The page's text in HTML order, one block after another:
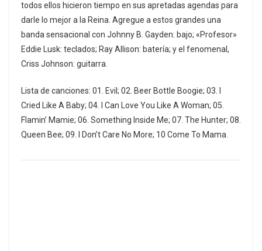
todos ellos hicieron tiempo en sus apretadas agendas para
darle lo mejor a la Reina. Agregue a estos grandes una
banda sensacional con Johnny B. Gayden: bajo; «Profesor»
Eddie Lusk: teclados; Ray Allison: batería; y el fenomenal,
Criss Johnson: guitarra.
Lista de canciones: 01. Evil; 02. Beer Bottle Boogie; 03. I
Cried Like A Baby; 04. I Can Love You Like A Woman; 05.
Flamin’ Mamie; 06. Something Inside Me; 07. The Hunter; 08.
Queen Bee; 09. I Don’t Care No More; 10 Come To Mama.